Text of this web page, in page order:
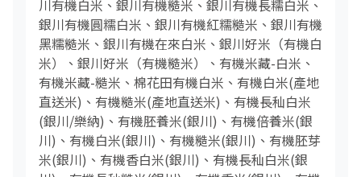
川有機白米、銀川有機糙米、銀川有機長糯白米、
銀川有機圓糯白米、銀川有機紅糯糙米、銀川有機
黑糯糙米、銀川有機在來白米、銀川好米（有機白
米）、銀川好米（有機糙米）、有機米藏-白米、
有機米藏-糙米、棉花田有機白米、有機白米(產地
直送米)、有機糙米(產地直送米)、有機長秈白米
(銀川/樂納)、有機胚養米(銀川)、有機倍養米(銀
川)、有機白米(銀川)、有機糙米(銀川)、有機胚芽
米(銀川)、有機香白米(銀川)、有機長秈白米(銀